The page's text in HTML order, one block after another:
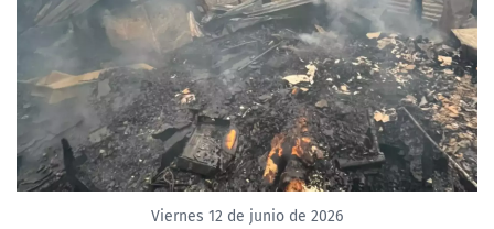
ACTUALIDAD Y TENDENCIAS
CORPORATIVO Y TRANSPARENCIA
CANAL DE DENUNCIAS
ÁREA DE PROYECTOS
Viernes 12 de junio de 2026